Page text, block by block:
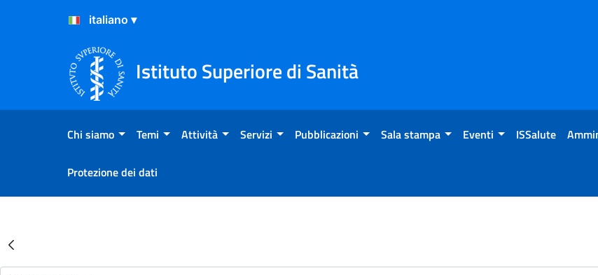
Salta al Contenuto
Salta al Footer
Istituto Superiore di Sanità
Chi siamo Temi Attività Servizi Pubblicazioni Sala stampa Eventi ISSalute
Protezione dei dati
Risultati della Ricerca - Eventi